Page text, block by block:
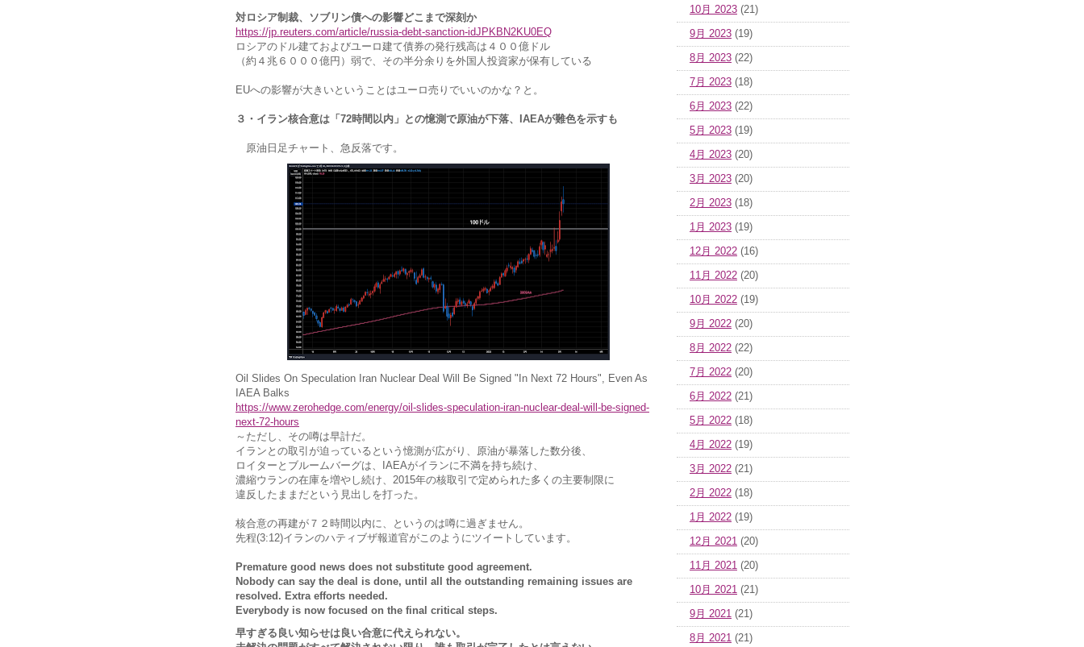
対ロシア制裁、ソブリン債への影響どこまで深刻か
https://jp.reuters.com/article/russia-debt-sanction-idJPKBN2KU0EQ
ロシアのドル建ておよびユーロ建て債券の発行残高は４００億ドル
（約４兆６０００億円）弱で、その半分余りを外国人投資家が保有している
EUへの影響が大きいということはユーロ売りでいいのかな？と。
３・イラン核合意は「72時間以内」との憶測で原油が下落、IAEAが難色を示すも
原油日足チャート、急反落です。
Oil Slides On Speculation Iran Nuclear Deal Will Be Signed "In Next 72 Hours", Even As
IAEA Balks
https://www.zerohedge.com/energy/oil-slides-speculation-iran-nuclear-deal-will-be-signed-
next-72-hours
～ただし、その噂は早計だ。
イランとの取引が迫っているという憶測が広がり、原油が暴落した数分後、
ロイターとブルームバーグは、IAEAがイランに不満を持ち続け、
濃縮ウランの在庫を増やし続け、2015年の核取引で定められた多くの主要制限に
違反したままだという見出しを打った。
核合意の再建が７２時間以内に、というのは噂に過ぎません。
先程(3:12)イランのハティブザ報道官がこのようにツイートしています。
Premature good news does not substitute good agreement.
Nobody can say the deal is done, until all the outstanding remaining issues are
resolved. Extra efforts needed.
Everybody is now focused on the final critical steps.
早すぎる良い知らせは良い合意に代えられない。
10月 2023 (21)
9月 2023 (19)
8月 2023 (22)
7月 2023 (18)
6月 2023 (22)
5月 2023 (19)
4月 2023 (20)
3月 2023 (20)
2月 2023 (18)
1月 2023 (19)
12月 2022 (16)
11月 2022 (20)
10月 2022 (19)
9月 2022 (20)
8月 2022 (22)
7月 2022 (20)
6月 2022 (21)
5月 2022 (18)
4月 2022 (19)
3月 2022 (21)
2月 2022 (18)
1月 2022 (19)
12月 2021 (20)
11月 2021 (20)
10月 2021 (21)
9月 2021 (21)
8月 2021 (21)